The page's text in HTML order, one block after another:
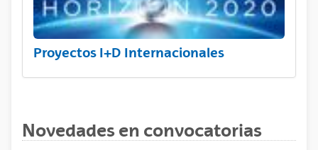
Proyectos I+D Internacionales
Novedades en convocatorias